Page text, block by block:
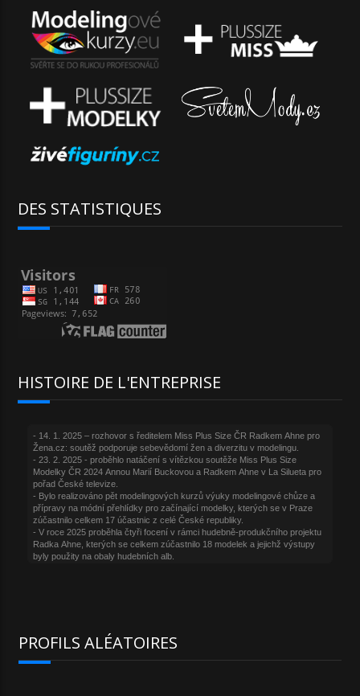
DES STATISTIQUES
HISTOIRE DE L'ENTREPRISE
PROFILS ALÉATOIRES